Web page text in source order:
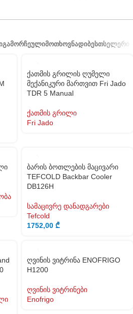
ᲒᲐᲛᲝᲠᲩᲔᲣᲚᲘᲛᲝᲗᲮᲝᲕᲜᲐᲓᲘᲑᲔᲡᲗᲡᲔᲚᲔᲠᲘ
ქათმის გრილის ღუმელი
მექანიკური მართვით Fri Jado
TDR 5 Manual
ქათმის გრილი
Fri Jado
ბარის ბოთლების მაცივარი
TEFCOLD Backbar Cooler
DB126H
სამაცივრე დანადგარები
Tefcold
1752,00 ₾
ღვინის ვიტრინა ENOFRIGO
H1200
ღვინის ვიტრინები
Enofrigo